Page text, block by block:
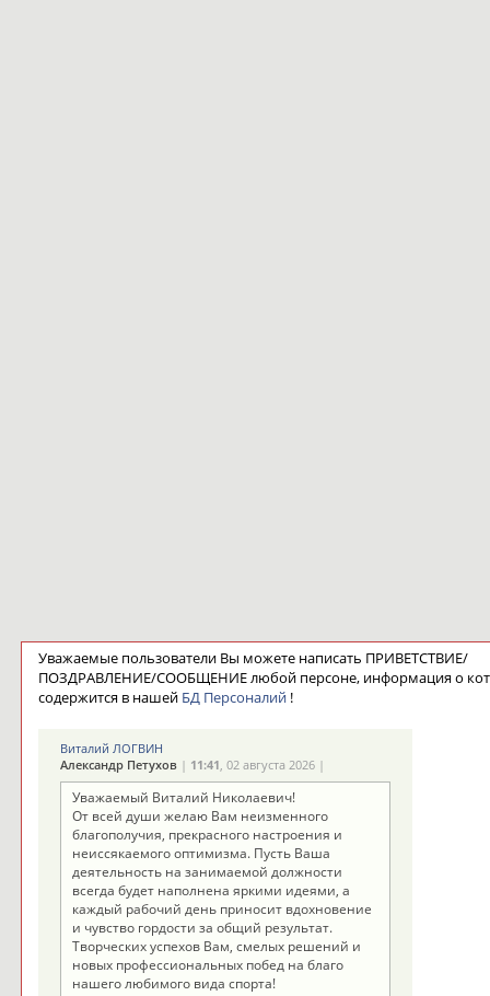
Уважаемые пользователи Вы можете написать ПРИВЕТСТВИЕ/
ПОЗДРАВЛЕНИЕ/СООБЩЕНИЕ любой персоне, информация о
содержится в нашей БД Персоналий!
Виталий ЛОГВИН
Александр Петухов| 11:41, 02 августа 2026 |
Уважаемый Виталий Николаевич!
От всей души желаю Вам неизменного
благополучия, прекрасного настроения и
неиссякаемого оптимизма. Пусть Ваша
деятельность на занимаемой должности
всегда будет наполнена яркими идеями, а
каждый рабочий день приносит вдохновение
и чувство гордости за общий результат.
Творческих успехов Вам, смелых решений и
новых профессиональных побед на благо
нашего любимого вида спорта!